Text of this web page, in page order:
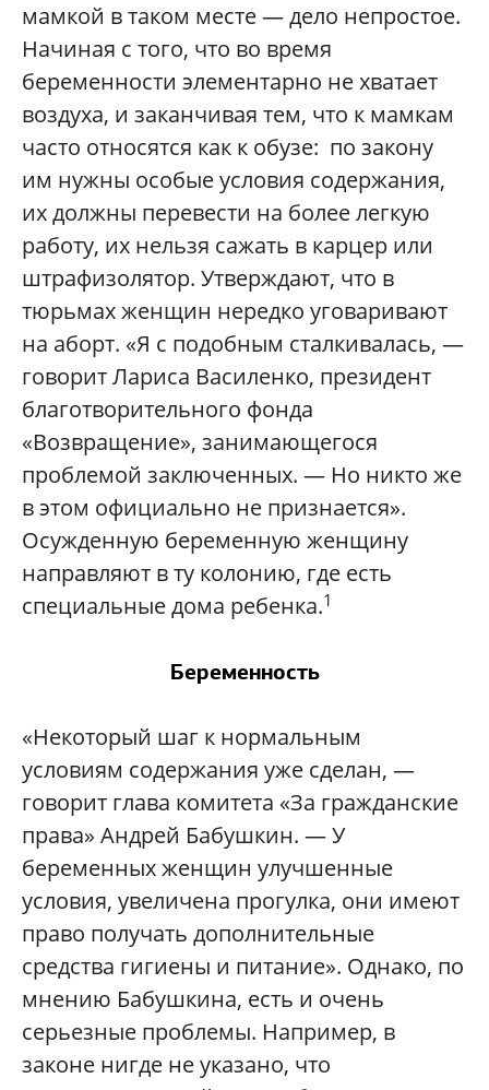
мамкой в таком месте — дело непростое.
Начиная с того, что во время
беременности элементарно не хватает
воздуха, и заканчивая тем, что к мамкам
часто относятся как к обузе: по закону
им нужны особые условия содержания,
их должны перевести на более легкую
работу, их нельзя сажать в карцер или
штрафизолятор. Утверждают, что в
тюрьмах женщин нередко уговаривают
на аборт. «Я с подобным сталкивалась, —
говорит Лариса Василенко, президент
благотворительного фонда
«Возвращение», занимающегося
проблемой заключенных. — Но никто же
в этом официально не признается».
Осужденную беременную женщину
направляют в ту колонию, где есть
специальные дома ребенка.1
Беременность
«Некоторый шаг к нормальным
условиям содержания уже сделан, —
говорит глава комитета «За гражданские
права» Андрей Бабушкин. — У
беременных женщин улучшенные
условия, увеличена прогулка, они имеют
право получать дополнительные
средства гигиены и питание». Однако, по
мнению Бабушкина, есть и очень
серьезные проблемы. Например, в
законе нигде не указано, что